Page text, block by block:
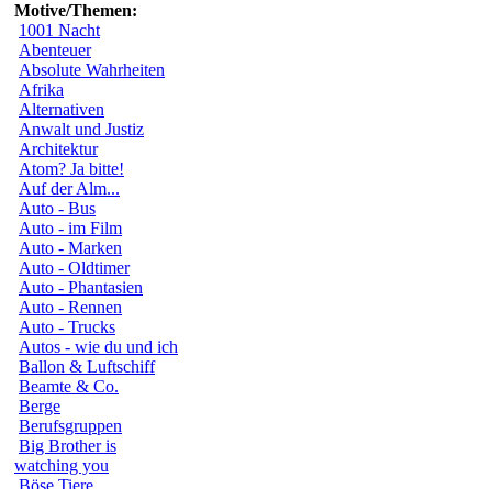
Motive/Themen:
1001 Nacht
Abenteuer
Absolute Wahrheiten
Afrika
Alternativen
Anwalt und Justiz
Architektur
Atom? Ja bitte!
Auf der Alm...
Auto - Bus
Auto - im Film
Auto - Marken
Auto - Oldtimer
Auto - Phantasien
Auto - Rennen
Auto - Trucks
Autos - wie du und ich
Ballon & Luftschiff
Beamte & Co.
Berge
Berufsgruppen
Big Brother is
watching you
Böse Tiere